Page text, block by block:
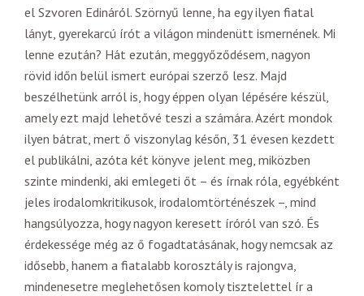
el Szvoren Edináról. Szörnyű lenne, ha egy ilyen fiatal
lányt, gyerekarcú írót a világon mindenütt ismernének. Mi
lenne ezután? Hát ezután, meggyőződésem, nagyon
rövid időn belül ismert európai szerző lesz. Majd
beszélhetünk arról is, hogy éppen olyan lépésére készül,
amely ezt majd lehetővé teszi a számára. Azért mondok
ilyen bátrat, mert ő viszonylag későn, 31 évesen kezdett
el publikálni, azóta két könyve jelent meg, miközben
szinte mindenki, aki emlegeti őt – és írnak róla, egyébként
jeles irodalomkritikusok, irodalomtörténészek –, mind
hangsúlyozza, hogy nagyon keresett íróról van szó. És
érdekessége még az ő fogadtatásának, hogy nemcsak az
idősebb, hanem a fiatalabb korosztály is rajongva,
mindenesetre meglehetősen komoly tisztelettel ír a